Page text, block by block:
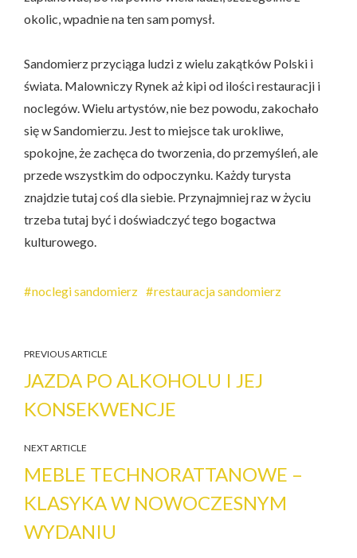
okolic, wpadnie na ten sam pomysł.
Sandomierz przyciąga ludzi z wielu zakątków Polski i
świata. Malowniczy Rynek aż kipi od ilości restauracji i
noclegów. Wielu artystów, nie bez powodu, zakochało
się w Sandomierzu. Jest to miejsce tak urokliwe,
spokojne, że zachęca do tworzenia, do przemyśleń, ale
przede wszystkim do odpoczynku. Każdy turysta
znajdzie tutaj coś dla siebie. Przynajmniej raz w życiu
trzeba tutaj być i doświadczyć tego bogactwa
kulturowego.
noclegi sandomierz restauracja sandomierz
PREVIOUS ARTICLE
JAZDA PO ALKOHOLU I JEJ
KONSEKWENCJE
NEXT ARTICLE
MEBLE TECHNORATTANOWE –
KLASYKA W NOWOCZESNYM
WYDANIU